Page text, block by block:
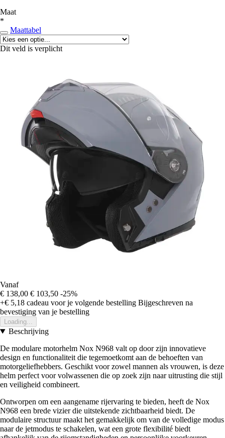
Maat
*
Maattabel
Dit veld is verplicht
Vanaf
€ 138,00 € 103,50 -25%
+€ 5,18 cadeau voor je volgende bestelling Bijgeschreven na
bevestiging van je bestelling
Loading...
Beschrijving
De modulare motorhelm Nox N968 valt op door zijn innovatieve
design en functionaliteit die tegemoetkomt aan de behoeften van
motorgeliefhebbers. Geschikt voor zowel mannen als vrouwen, is deze
helm perfect voor volwassenen die op zoek zijn naar uitrusting die stijl
en veiligheid combineert.
Ontworpen om een aangename rijervaring te bieden, heeft de Nox
N968 een brede vizier die uitstekende zichtbaarheid biedt. De
modulaire structuur maakt het gemakkelijk om van de volledige modus
naar de jetmodus te schakelen, wat een grote flexibilité biedt